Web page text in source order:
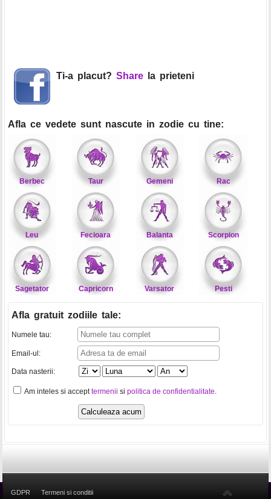
Ti-a placut? Share la prieteni
Afla ce vedete sunt nascute in zodie cu tine:
Berbec Taur Gemeni Rac
Leu Fecioara Balanta Scorpion
Sagetator Capricorn Varsator Pesti
Afla gratuit zodiile tale:
Numele tau:
Email-ul:
Data nasterii:
Am inteles si accepttermenii si politica de confidentialitate
GDPR Termeni si conditii